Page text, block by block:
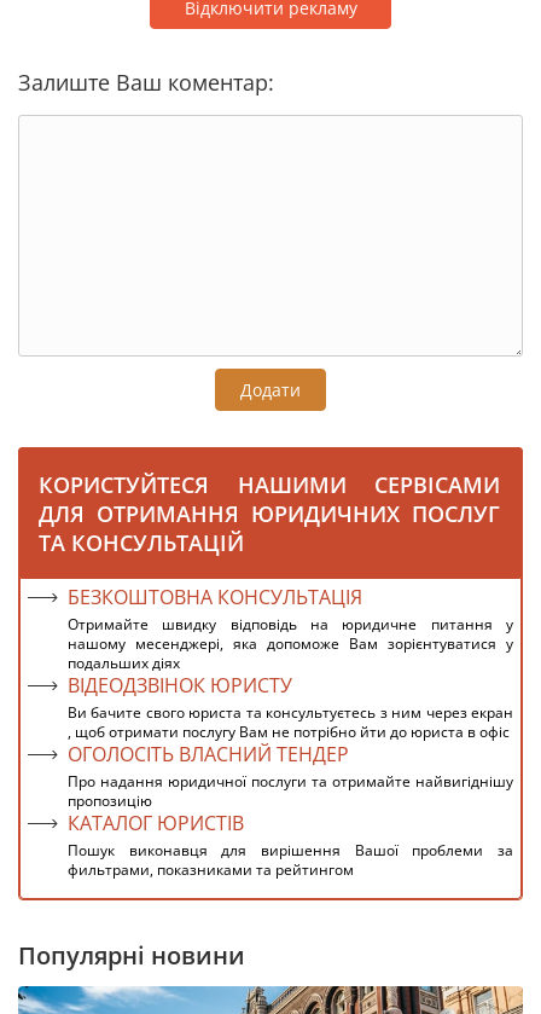
Відключити рекламу
Залиште Ваш коментар:
Додати
КОРИСТУЙТЕСЯ НАШИМИ СЕРВІСАМИ
ДЛЯ ОТРИМАННЯ ЮРИДИЧНИХ ПОСЛУГ
ТА КОНСУЛЬТАЦІЙ
БЕЗКОШТОВНА КОНСУЛЬТАЦІЯ
Отримайте швидку відповідь на юридичне питання у
нашому месенджері, яка допоможе Вам зорієнтуватися у
подальших діях
ВІДЕОДЗВІНОК ЮРИСТУ
Ви бачите свого юриста та консультуєтесь з ним через екран
, щоб отримати послугу Вам не потрібно йти до юриста в офіс
ОГОЛОСІТЬ ВЛАСНИЙ ТЕНДЕР
Про надання юридичної послуги та отримайте найвигіднішу
пропозицію
КАТАЛОГ ЮРИСТІВ
Пошук виконавця для вирішення Вашої проблеми за
фильтрами, показниками та рейтингом
Популярні новини